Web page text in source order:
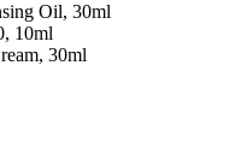
Oil, 30ml
10ml
30ml